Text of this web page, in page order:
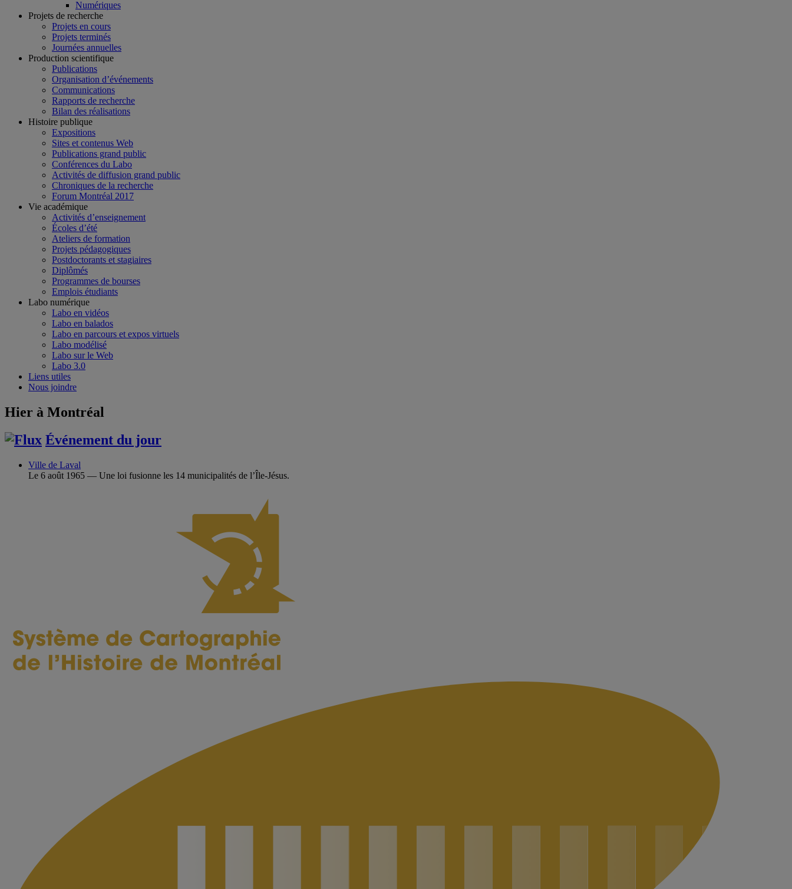
Numériques
Projets de recherche
Projets en cours
Projets terminés
Journées annuelles
Production scientifique
Publications
Organisation d’événements
Communications
Rapports de recherche
Bilan des réalisations
Histoire publique
Expositions
Sites et contenus Web
Publications grand public
Conférences du Labo
Activités de diffusion grand public
Chroniques de la recherche
Forum Montréal 2017
Vie académique
Activités d’enseignement
Écoles d’été
Ateliers de formation
Projets pédagogiques
Postdoctorants et stagiaires
Diplômés
Programmes de bourses
Emplois étudiants
Labo numérique
Labo en vidéos
Labo en balados
Labo en parcours et expos virtuels
Labo modélisé
Labo sur le Web
Labo 3.0
Liens utiles
Nous joindre
Hier à Montréal
Événement du jour
Ville de Laval
Le 6 août 1965 — Une loi fusionne les 14 municipalités de l’Île-Jésus.